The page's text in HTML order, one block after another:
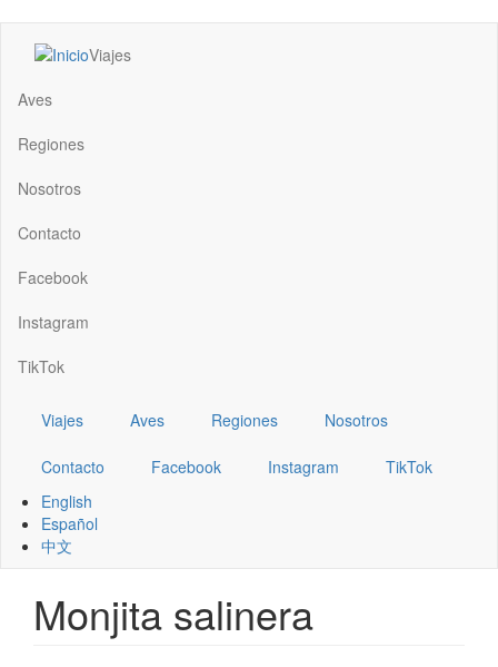
principal
Main
navigation
Viajes
Aves
Regiones
Nosotros
Contacto
Facebook
Instagram
TikTok
Viajes Aves Regiones Nosotros
Contacto Facebook Instagram
TikTok
English
Español
中文
Monjita salinera